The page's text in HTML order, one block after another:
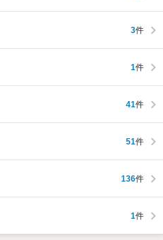
3件
1件
41件
51件
136件
1件